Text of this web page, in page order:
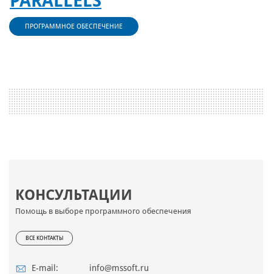
КОНСУЛЬТАЦИИ
Помощь в выборе программного обеспечения
ВСЕ КОНТАКТЫ
E-mail: info@mssoft.ru
ПРОГРАММНОЕ ОБЕСПЕЧЕНИЕ